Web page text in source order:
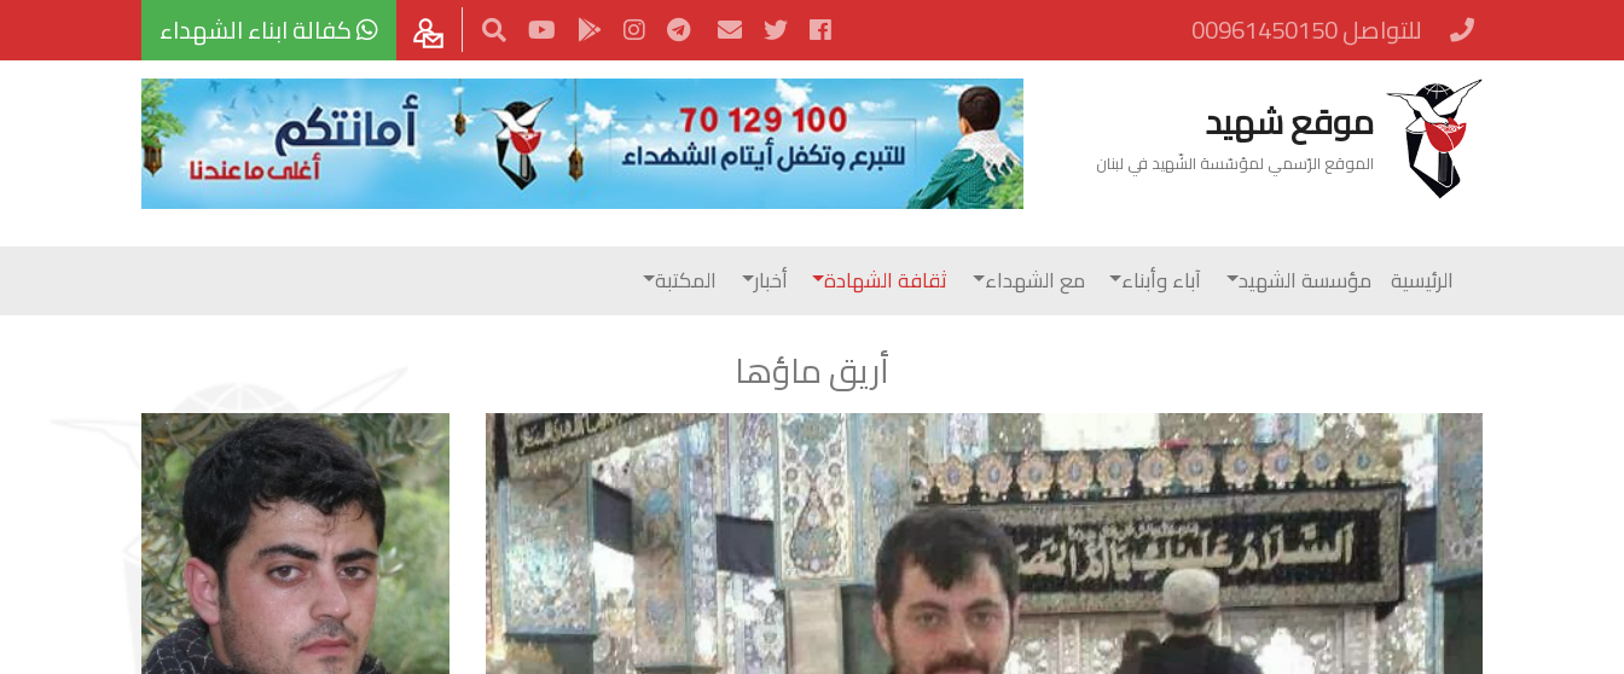
للتواصل 00961450150 كفالة ابناء الشهداء
موقع شهيد
الموقع الرّسمي لمؤسّسة الشّهيد في لبنان
الرئيسية مؤسسة الشهيد آباء وأبناء مع الشهداء ثقافة الشهادة أخبار المكتبة
أريق ماؤها